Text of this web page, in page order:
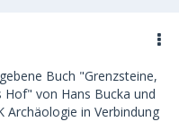
Buch "Grenzsteine,
Hof" von Hans Bucka und
Archäologie in Verbindung